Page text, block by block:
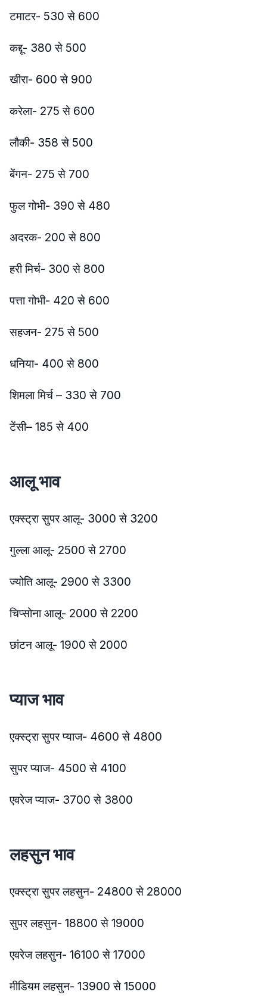
टमाटर- 530 से 600
कद्दू- 380 से 500
खीरा- 600 से 900
करेला- 275 से 600
लौकी- 358 से 500
बेंगन- 275 से 700
फुल गोभी- 390 से 480
अदरक- 200 से 800
हरी मिर्च- 300 से 800
पत्ता गोभी- 420 से 600
सहजन- 275 से 500
धनिया- 400 से 800
शिमला मिर्च – 330 से 700
टेंसी– 185 से 400
आलू भाव
एक्स्ट्रा सुपर आलू- 3000 से 3200
गुल्ला आलू- 2500 से 2700
ज्योति आलू- 2900 से 3300
चिप्सोना आलू- 2000 से 2200
छांटन आलू- 1900 से 2000
प्याज भाव
एक्स्ट्रा सुपर प्याज- 4600 से 4800
सुपर प्याज- 4500 से 4100
एवरेज प्याज- 3700 से 3800
लहसुन भाव
एक्स्ट्रा सुपर लहसुन- 24800 से 28000
सुपर लहसुन- 18800 से 19000
एवरेज लहसुन- 16100 से 17000
मीडियम लहसुन- 13900 से 15000